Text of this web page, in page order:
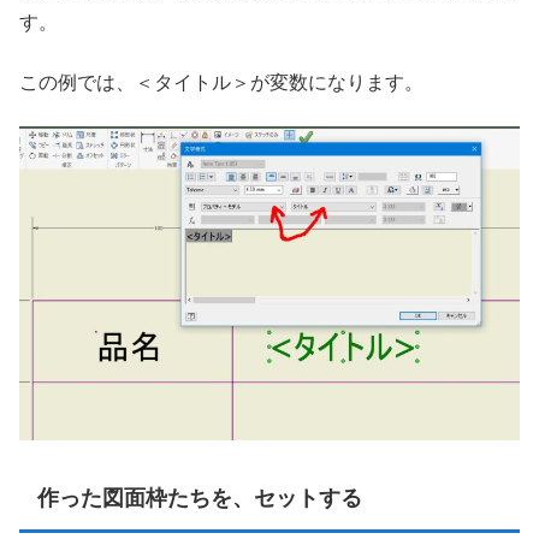
す。
この例では、＜タイトル＞が変数になります。
作った図面枠たちを、セットする